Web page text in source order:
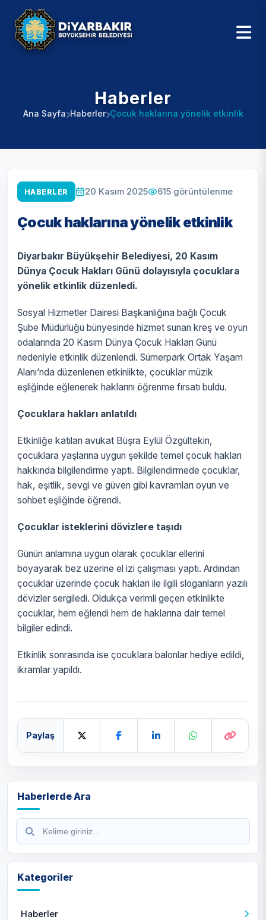
Haberler
Ana Sayfa Haberler Çocuk haklarına yönelik etkinlik
Haberlerde Ara
Kategoriler
Haberler
HABERLER 20 Kasım 2025 615 görüntülenme
Çocuk haklarına yönelik etkinlik
Diyarbakır Büyükşehir Belediyesi, 20 Kasım
Dünya Çocuk Hakları Günü dolayısıyla çocuklara
yönelik etkinlik düzenledi.
Sosyal Hizmetler Dairesi Başkanlığına bağlı Çocuk
Şube Müdürlüğü bünyesinde hizmet sunan kreş ve oyun
odalarında 20 Kasım Dünya Çocuk Hakları Günü
nedeniyle etkinlik düzenlendi. Sümerpark Ortak Yaşam
Alanı’nda düzenlenen etkinlikte, çocuklar müzik
eşliğinde eğlenerek haklarını öğrenme fırsatı buldu.
Çocuklara hakları anlatıldı
Etkinliğe katılan avukat Büşra Eylül Özgültekin,
çocuklara yaşlarına uygun şekilde temel çocuk hakları
hakkında bilgilendirme yaptı. Bilgilendirmede çocuklar,
hak, eşitlik, sevgi ve güven gibi kavramları oyun ve
sohbet eşliğinde öğrendi.
Çocuklar isteklerini dövizlere taşıdı
Günün anlamına uygun olarak çocuklar ellerini
boyayarak bez üzerine el izi çalışması yaptı. Ardından
çocuklar üzerinde çocuk hakları ile ilgili sloganların yazılı
dövizler sergiledi. Oldukça verimli geçen etkinlikte
çocuklar, hem eğlendi hem de haklarına dair temel
bilgiler edindi.
Etkinlik sonrasında ise çocuklara balonlar hediye edildi,
ikramlar yapıldı.
Paylaş